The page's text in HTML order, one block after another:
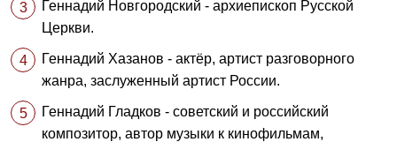
Геннадий Новгородский - архиепископ Русской
Церкви.
Геннадий Хазанов - актёр, артист разговорного
жанра, заслуженный артист России.
Геннадий Гладков - советский и российский
композитор, автор музыки к кинофильмам,